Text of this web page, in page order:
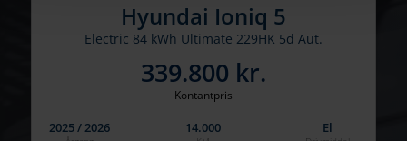
Hyundai Ioniq 5
Electric 84 kWh Ultimate 229HK 5d Aut.
339.800 kr.
Kontantpris
2025 / 2026 14.000 El